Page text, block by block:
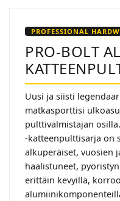
PROFESSIONAL
PRO-BOLT
Uusi ja siisti
matkasporttisi
pulttivalmistajan
-katteenpulttisarja on
alkuperäiset, vuosien
haalistuneet,
erittäin kevyillä,